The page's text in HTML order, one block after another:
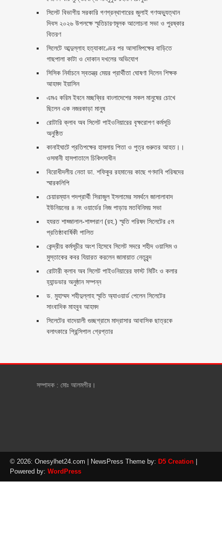
সিলেট বিভাগীয় সরকারি গণগ্রন্থাগারের জুলাই গণঅভ্যুত্থান
দিবস ২০২৬ উপলক্ষে স্মৃতিচারণমূলক আলোচনা সভা ও পুরষ্কার
বিতরণ ‎ ‎
সিলেটে আব্দুল্লাহ হত্যাকাণ্ডের পর আসামিপক্ষের বাড়িতে
গাছপালা কাটা ও দোকান দখলের অভিযোগ
সিসিক নির্বাচনে স্বতন্ত্র মেয়র প্রার্থীতা ঘোষণা দিলেন শিক্ষক
আহমদ ইয়াসিন
এমএ করিম ইবনে মচ্ছব্বির বাংলাদেশের সকল মানুষের চোখে
ছিলেন এক নজরকাড়া মানুষ ‎
রোটারি ক্লাব অব সিলেট পাইওনিয়ারের বৃক্ষরোপণ কর্মসূচি
অনুষ্ঠিত
কানাইঘাটে প্রতিপক্ষের হামলায় পিতা ও পুত্র গুরুতর আহত।।
ওসমানী হাসপাতালে চিকিৎসাধীন
বিরোধীদলীয় নেতা ডা. শফিকুর রহমানের কাছে গণদাবি পরিষদের
স্মারকলিপি ‎
চেয়ারম্যান পদপ্রার্থী সিরাজুল ইসলামের সমর্থনে জালালাবাদ
ইউনিয়নের ৪ নং ওয়ার্ডের নিজ পাড়ায় মতবিনিময় সভা
হযরত শাহ্জালাল-শাহ্পরাণ (রহ.) স্মৃতি পরিষদ সিলেটের ৫ম
প্রতিষ্ঠাবার্ষিকী পালিত ‎​
কেন্দ্রীয় কর্মসূচীর অংশ হিসেবে সিলেট সদরে শহীদ ওয়াসিম ও
মুস্তাকের কবর যিয়ারত করলেন জামায়াত নেতৃবৃন্দ ‎
রোটারী ক্লাব অব সিলেট পাইওনিয়ারের ফাস্ট মিটিং ও কলার
হ্যান্ডভার অনুষ্ঠান সম্পন্ন
ড. মুহাম্মদ শহীদুল্লাহ স্মৃতি অ্যাওয়ার্ড পেলেন সিলেটের
সাংবাদিক মাহবুব আহমদ
সিলেটের বাদেয়ালী গুচ্ছগ্রামে মাদ্রাসার আবাসিক ছাত্রকে
বলাৎকারে প্রিন্সিপাল গ্রেপ্তার ‎
সম্পাদক : মোঃ আলমগীর।
© 2026: Onesylhet24.com | NewsPress Theme by: D5 Creation
Powered by: WordPress